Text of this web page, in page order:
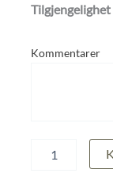
Tilgjengelighet
Kommentarer
antall